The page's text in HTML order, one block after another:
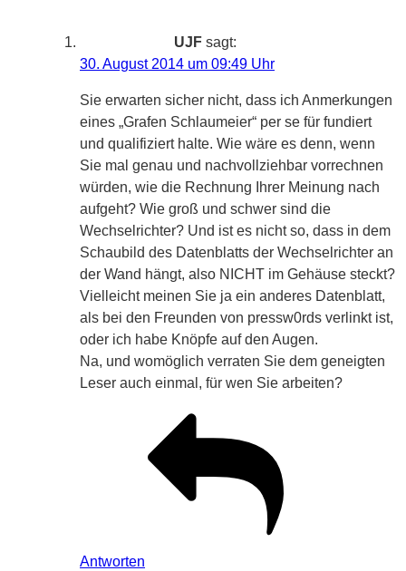
UJF sagt:
30. August 2014 um 09:49 Uhr
Sie erwarten sicher nicht, dass ich Anmerkungen
eines „Grafen Schlaumeier“ per se für fundiert
und qualifiziert halte. Wie wäre es denn, wenn
Sie mal genau und nachvollziehbar vorrechnen
würden, wie die Rechnung Ihrer Meinung nach
aufgeht? Wie groß und schwer sind die
Wechselrichter? Und ist es nicht so, dass in dem
Schaubild des Datenblatts der Wechselrichter an
der Wand hängt, also NICHT im Gehäuse steckt?
Vielleicht meinen Sie ja ein anderes Datenblatt,
als bei den Freunden von pressw0rds verlinkt ist,
oder ich habe Knöpfe auf den Augen.
Na, und womöglich verraten Sie dem geneigten
Leser auch einmal, für wen Sie arbeiten?
Antworten